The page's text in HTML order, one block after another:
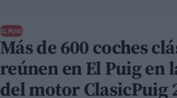
EL PUIG
Más de 600 coches
reúnen en El Puig en
del motor ClasicPuig